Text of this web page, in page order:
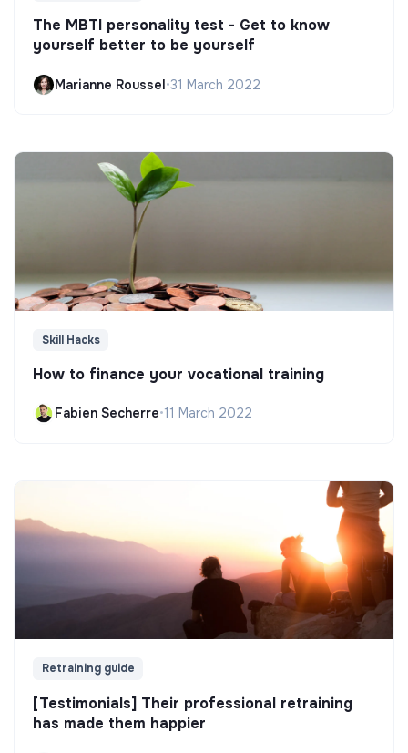
The MBTI personality test - Get to know
yourself better to be yourself
Marianne Roussel•31 March 2022
Skill Hacks
How to finance your vocational training
Fabien Secherre•11 March 2022
Retraining guide
[Testimonials] Their professional retraining
has made them happier